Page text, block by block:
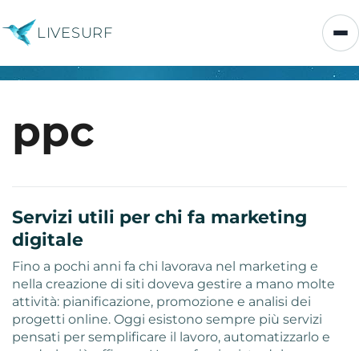
LIVESURF
ppc
Servizi utili per chi fa marketing
digitale
Fino a pochi anni fa chi lavorava nel marketing e
nella creazione di siti doveva gestire a mano molte
attività: pianificazione, promozione e analisi dei
progetti online. Oggi esistono sempre più servizi
pensati per semplificare il lavoro, automatizzarlo e